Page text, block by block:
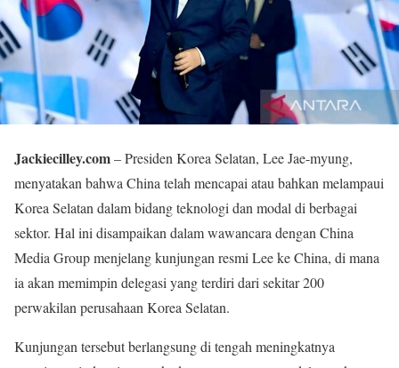
Jackiecilley.com– Presiden Korea Selatan, Lee Jae-myung,
menyatakan bahwa China telah mencapai atau bahkan melampaui
Korea Selatan dalam bidang teknologi dan modal di berbagai
sektor. Hal ini disampaikan dalam wawancara dengan China
Media Group menjelang kunjungan resmi Lee ke China, di mana
ia akan memimpin delegasi yang terdiri dari sekitar 200
perwakilan perusahaan Korea Selatan.
Kunjungan tersebut berlangsung di tengah meningkatnya